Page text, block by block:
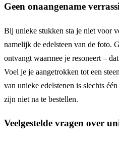
Geen onaangename
Bij unieke stukken sta je niet voor
namelijk de edelsteen van de foto.
ontvangt waarmee je resoneert –
Voel je je aangetrokken tot een
van unieke edelstenen is slechts
zijn niet na te bestellen.
Veelgestelde vragen over